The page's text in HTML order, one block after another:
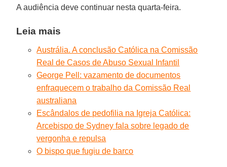
A audiência deve continuar nesta quarta-feira.
Leia mais
Austrália. A conclusão Católica na Comissão
Real de Casos de Abuso Sexual Infantil
George Pell: vazamento de documentos
enfraquecem o trabalho da Comissão Real
australiana
Escândalos de pedofilia na Igreja Católica:
Arcebispo de Sydney fala sobre legado de
vergonha e repulsa
O bispo que fugiu de barco